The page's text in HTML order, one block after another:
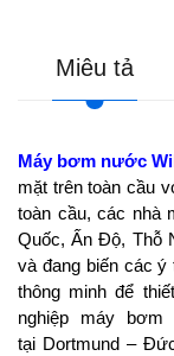
Miêu tả
Máy bơm nước
mặt trên toàn cầu
toàn cầu, các nhà
Quốc, Ấn Độ, Thỗ
và đang biến các
thông minh để
nghiệp máy
tại Dortmund –